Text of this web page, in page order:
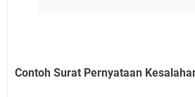
Contoh Surat Pernyataan